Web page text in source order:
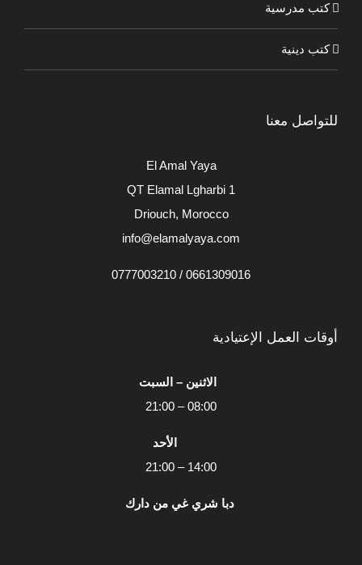
كتب مدرسية
كتب دينية
للتواصل معنا
El Amal Yaya
QT Elamal Lgharbi 1
Driouch, Morocco
info@elamalyaya.com
0661309016 / 0777003210
أوقات العمل الإعتيادية
الاثنين – السبت
08:00 – 21:00
الأحد
14:00 – 21:00
دبا شري غي من دارك